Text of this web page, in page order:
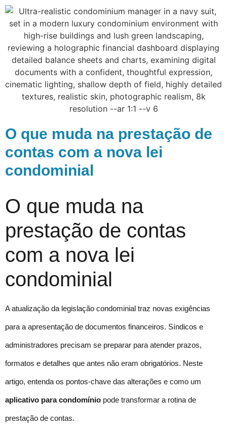
O que muda na prestação de
contas com a nova lei
condominial
O que muda na
prestação de contas
com a nova lei
condominial
A atualização da legislação condominial traz novas exigências
para a apresentação de documentos financeiros. Síndicos e
administradores precisam se preparar para atender prazos,
formatos e detalhes que antes não eram obrigatórios. Neste
artigo, entenda os pontos-chave das alterações e como um
aplicativo para condomínio pode transformar a rotina de
prestação de contas.